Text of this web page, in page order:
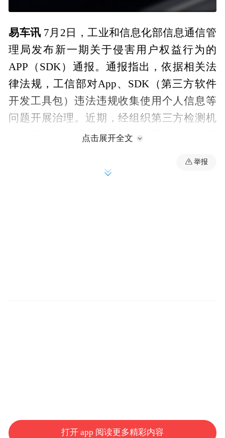
易车讯 7月2日，工业和信息化部信息通信管
理局发布新一期关于侵害用户权益行为的
APP（SDK）通报。通报指出，依据相关法
律法规，工信部对App、SDK（第三方软件
开发工具包）违法违规收集使用个人信息等
问题开展治理。近期，经组织第三方检测机
构进行抽查，共发现32款App及SDK存在侵
单来看，哪吒汽车APP等在列。
点击展开全文
举报
打开 app 阅读更多精彩内容